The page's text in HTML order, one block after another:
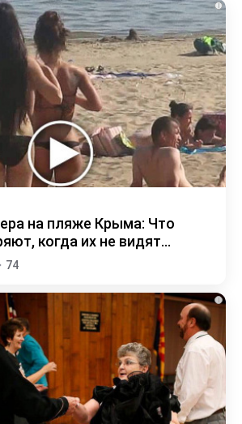
i
на пляже Крыма: Что
когда их не видят...
74
i